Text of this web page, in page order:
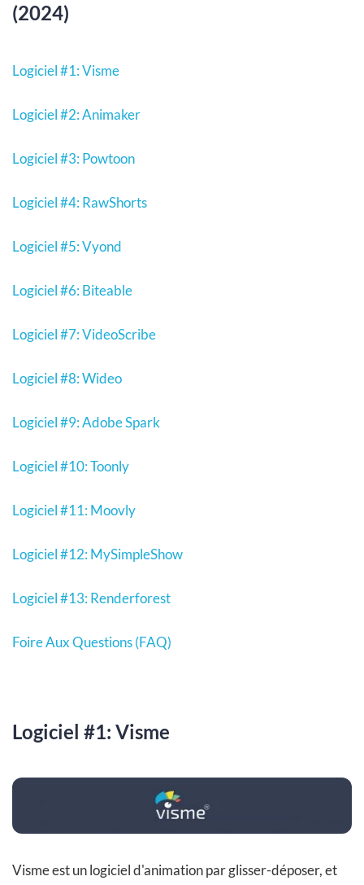
(2024)
Logiciel #1: Visme
Logiciel #2: Animaker
Logiciel #3: Powtoon
Logiciel #4: RawShorts
Logiciel #5: Vyond
Logiciel #6: Biteable
Logiciel #7: VideoScribe
Logiciel #8: Wideo
Logiciel #9: Adobe Spark
Logiciel #10: Toonly
Logiciel #11: Moovly
Logiciel #12: MySimpleShow
Logiciel #13: Renderforest
Foire Aux Questions (FAQ)
Logiciel #1: Visme
Visme est un logiciel d'animation par glisser-déposer, et